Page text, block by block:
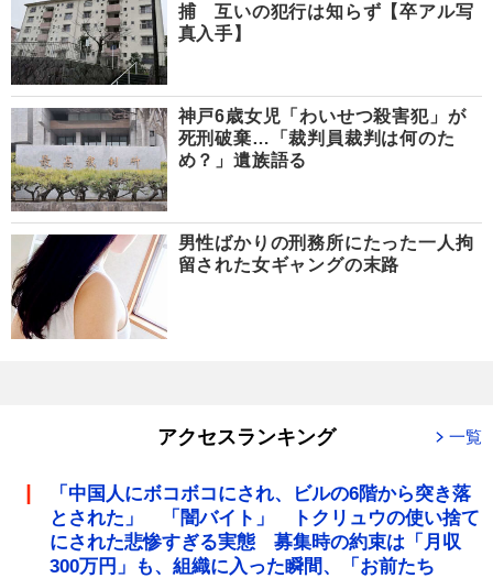
捕 互いの犯行は知らず【卒アル写
真入手】
神戸6歳女児「わいせつ殺害犯」が
死刑破棄…「裁判員裁判は何のた
め？」遺族語る
男性ばかりの刑務所にたった一人拘
留された女ギャングの末路
アクセスランキング 一覧
「中国人にボコボコにされ、ビルの6階から突き落
とされた」 「闇バイト」 トクリュウの使い捨て
にされた悲惨すぎる実態 募集時の約束は「月収
300万円」も、組織に入った瞬間、「お前たち